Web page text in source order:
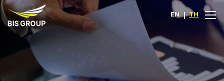
EN | TH